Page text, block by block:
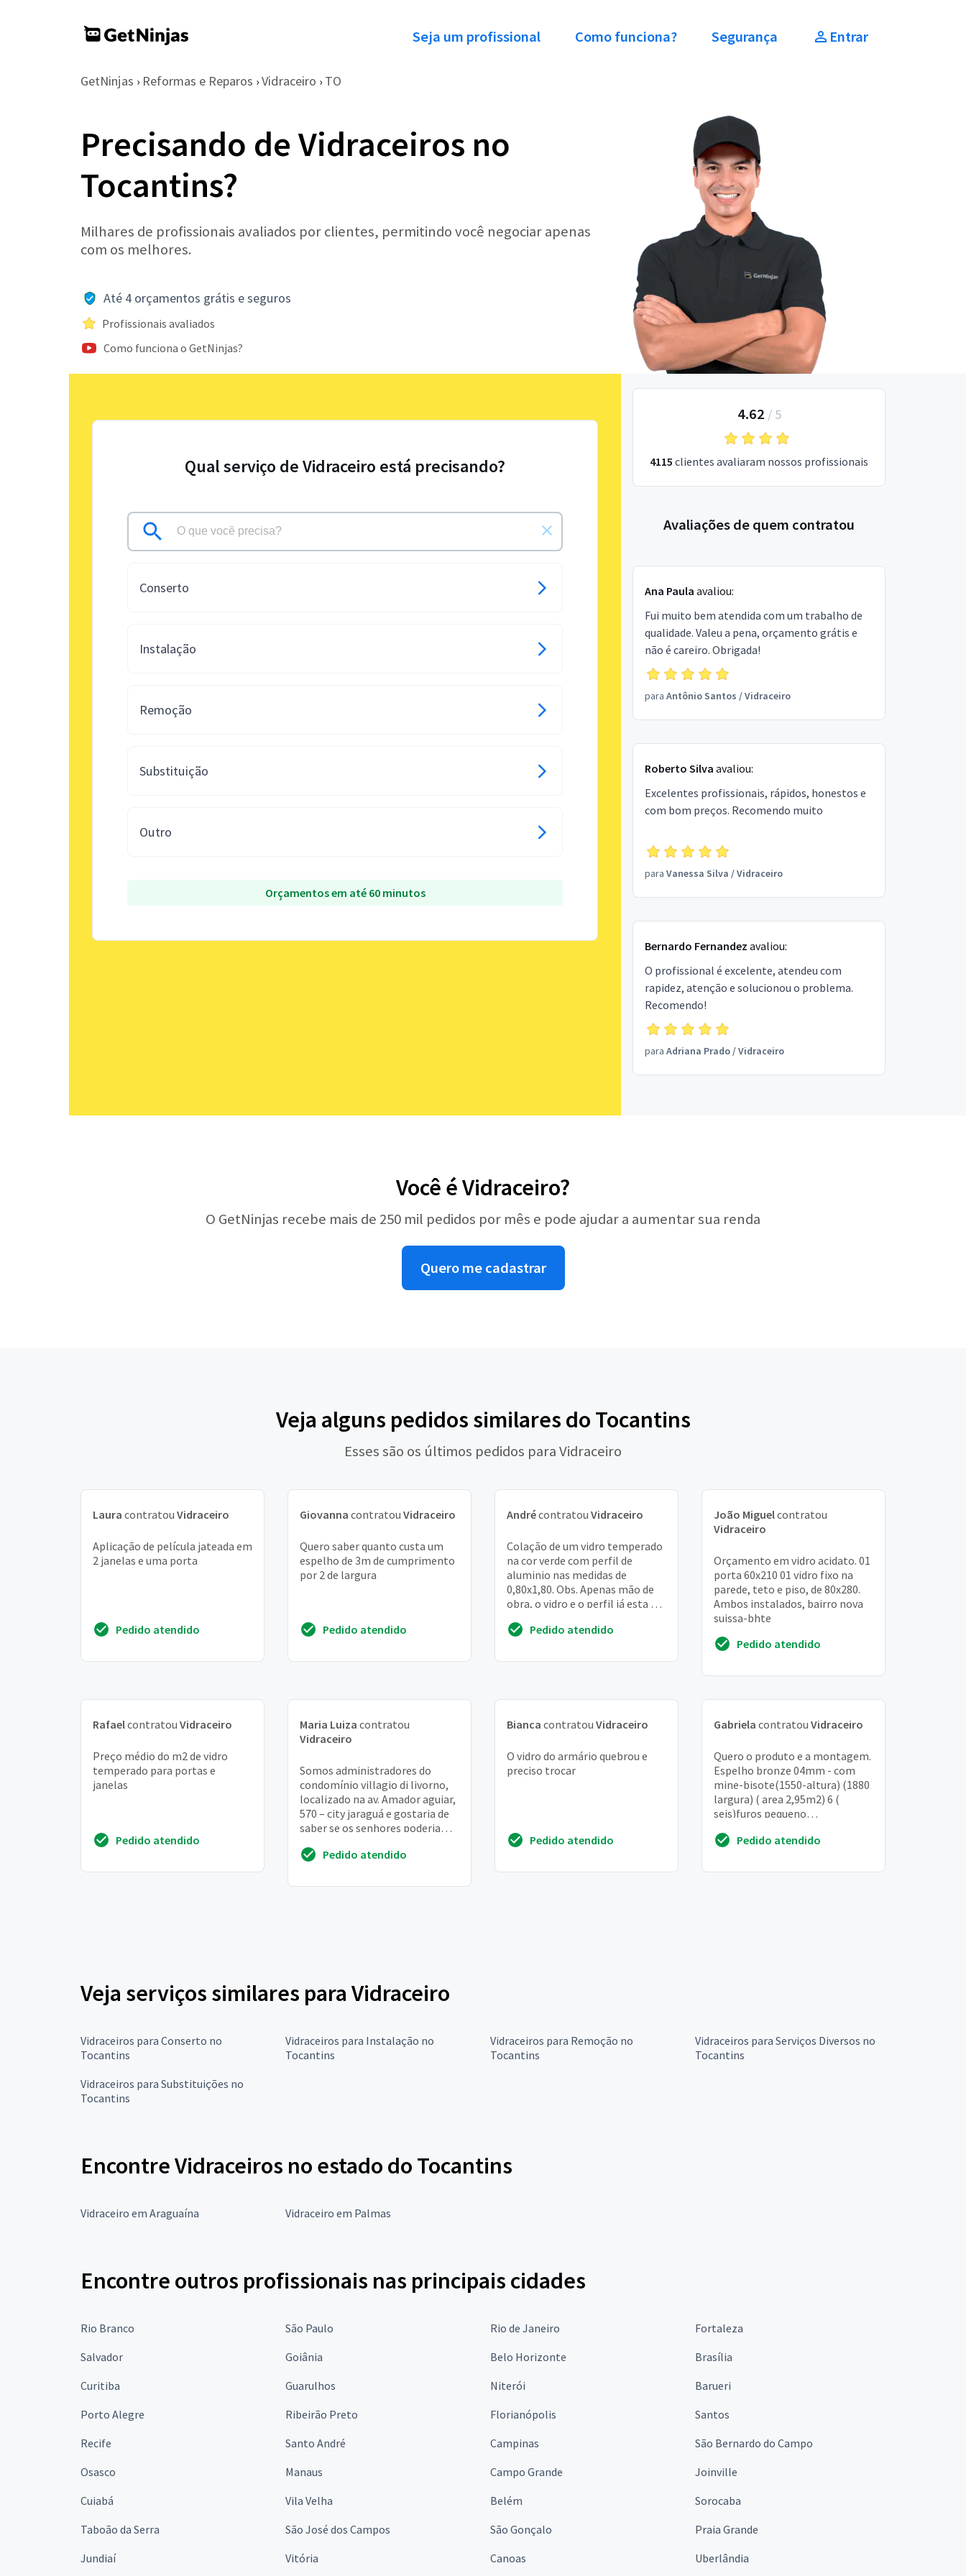
Seja um profissional Como funciona? Segurança Entrar
GetNinjas › Reformas e Reparos › Vidraceiro › TO
Precisando de Vidraceiros no
Tocantins?
Milhares de profissionais avaliados por clientes, permitindo você negociar apenas
com os melhores.
Até 4 orçamentos grátis e seguros
Profissionais avaliados
Como funciona o GetNinjas?
Qual serviço de Vidraceiro está precisando?
Conserto
Instalação
Remoção
Substituição
Outro
Orçamentos em até 60 minutos
4.62 / 5
4115 clientes avaliaram nossos profissionais
Avaliações de quem contratou
Ana Paula avaliou:
Fui muito bem atendida com um trabalho de
qualidade. Valeu a pena, orçamento grátis e
não é careiro. Obrigada!
para Antônio Santos /Vidraceiro
Roberto Silva avaliou:
Excelentes profissionais, rápidos, honestos e
com bom preços. Recomendo muito
para Vanessa Silva /Vidraceiro
Bernardo Fernandez avaliou:
O profissional é excelente, atendeu com
rapidez, atenção e solucionou o problema.
Recomendo!
para Adriana Prado/Vidraceiro
Você é Vidraceiro?
O GetNinjas recebe mais de 250 mil pedidos por mês e pode ajudar a aumentar sua renda
Quero me cadastrar
Veja alguns pedidos similares do Tocantins
Esses são os últimos pedidos para Vidraceiro
Laura contratou Vidraceiro
Aplicação de película jateada em
2 janelas e uma porta
Pedido atendido
Giovanna contratou Vidraceiro
Quero saber quanto custa um
espelho de 3m de cumprimento
por 2 de largura
Pedido atendido
Andrécontratou Vidraceiro
Colação de um vidro temperado
na cor verde com perfil de
aluminio nas medidas de
0,80x1,80. Obs. Apenas mão de
obra, o vidro e o perfil já esta na
Pedido atendido
João Miguelcontratou
Vidraceiro
Orçamento em vidro acidato. 01
porta 60x210 01 vidro fixo na
parede, teto e piso, de 80x280.
Ambos instalados, bairro nova
suissa-bhte
Pedido atendido
Rafaelcontratou Vidraceiro
Preço médio do m2 de vidro
temperado para portas e
janelas
Pedido atendido
Maria Luiza contratou
Vidraceiro
Somos administradores do
condomínio villagio di livorno,
localizado na av. Amador aguiar,
570 – city jaraguá e gostaria de
saber se os senhores poderiam
instalaç...Pedido atendido
Bianca contratou Vidraceiro
O vidro do armário quebrou e
preciso trocar
Pedido atendido
Gabriela contratou Vidraceiro
Quero o produto e a montagem.
Espelho bronze 04mm - com
mine-bisote(1550-altura) (1880
largura) ( area 2,95m2) 6 (
seis)furos pequeno
Pedido atendido
Veja serviços similares para Vidraceiro
Vidraceiros para Conserto no
Tocantins
Vidraceiros para Instalação no
Tocantins
Vidraceiros para Remoção no
Tocantins
Vidraceiros para Serviços Diversos no
Tocantins
Vidraceiros para Substituições no
Tocantins
Encontre Vidraceiros no estado do Tocantins
Vidraceiro em Araguaína Vidraceiro em Palmas
Encontre outros profissionais nas principais cidades
Rio Branco São Paulo Rio de Janeiro
Fortaleza
Salvador
Goiânia Belo Horizonte
Brasília
Curitiba
Guarulhos Niterói
Barueri
Porto Alegre
Ribeirão Preto Florianópolis
Santos
Recife
Santo André Campinas
São Bernardo do Campo
Osasco
Manaus Campo Grande
Joinville
Cuiabá
Vila Velha Belém
Sorocaba
Taboão da Serra
São José dos Campos São Gonçalo
Praia Grande
Jundiaí
Vitória Canoas Uberlândia